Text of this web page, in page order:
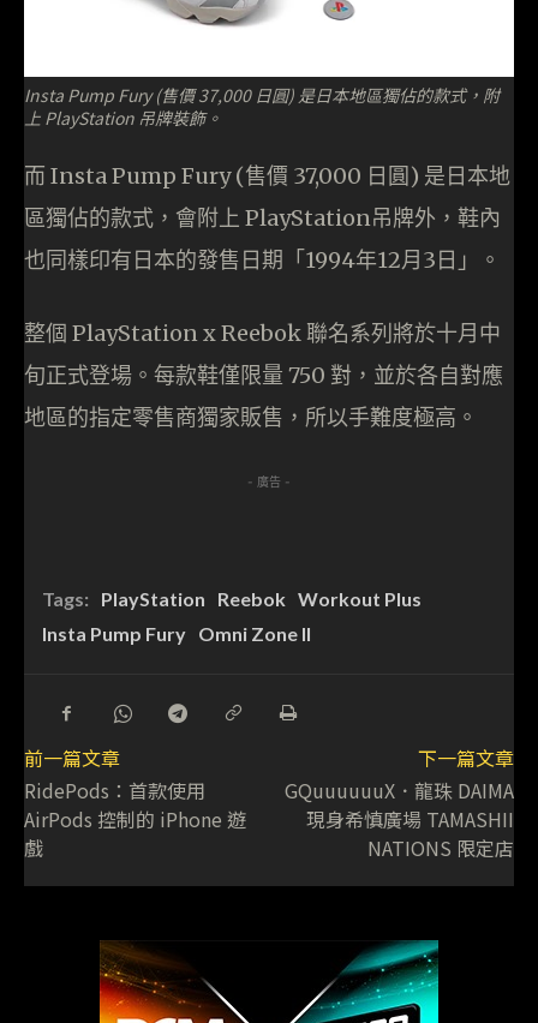
Insta Pump Fury (售價 37,000 日圓) 是日本地區獨佔的款式，附
上 PlayStation 吊牌裝飾。
而 Insta Pump Fury (售價 37,000 日圓) 是日本地
區獨佔的款式，會附上 PlayStation吊牌外，鞋內
也同樣印有日本的發售日期「1994年12月3日」。
整個 PlayStation x Reebok 聯名系列將於十月中
旬正式登場。每款鞋僅限量 750 對，並於各自對應
地區的指定零售商獨家販售，所以手難度極高。
- 廣告 -
Tags: PlayStation Reebok Workout Plus
Insta Pump Fury Omni Zone II
前一篇文章
RidePods：首款使用
AirPods 控制的 iPhone 遊
戲
下一篇文章
GQuuuuuuX．龍珠 DAIMA
現身希慎廣場 TAMASHII
NATIONS 限定店